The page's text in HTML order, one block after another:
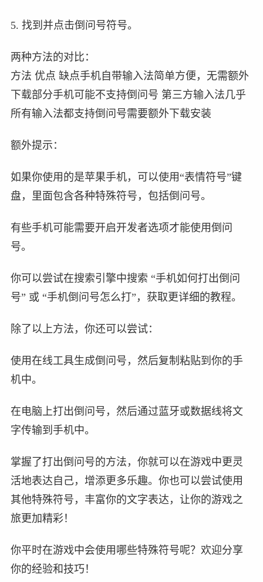
5. 找到并点击倒问号符号。
两种方法的对比：
方法 优点 缺点手机自带输入法简单方便，无需额外
下载部分手机可能不支持倒问号 第三方输入法几乎
所有输入法都支持倒问号需要额外下载安装
额外提示：
如果你使用的是苹果手机，可以使用“表情符号”键
盘，里面包含各种特殊符号，包括倒问号。
有些手机可能需要开启开发者选项才能使用倒问
号。
你可以尝试在搜索引擎中搜索 “手机如何打出倒问
号” 或 “手机倒问号怎么打”，获取更详细的教程。
除了以上方法，你还可以尝试：
使用在线工具生成倒问号，然后复制粘贴到你的手
机中。
在电脑上打出倒问号，然后通过蓝牙或数据线将文
字传输到手机中。
掌握了打出倒问号的方法，你就可以在游戏中更灵
活地表达自己，增添更多乐趣。你也可以尝试使用
其他特殊符号，丰富你的文字表达，让你的游戏之
旅更加精彩！
你平时在游戏中会使用哪些特殊符号呢？欢迎分享
你的经验和技巧！